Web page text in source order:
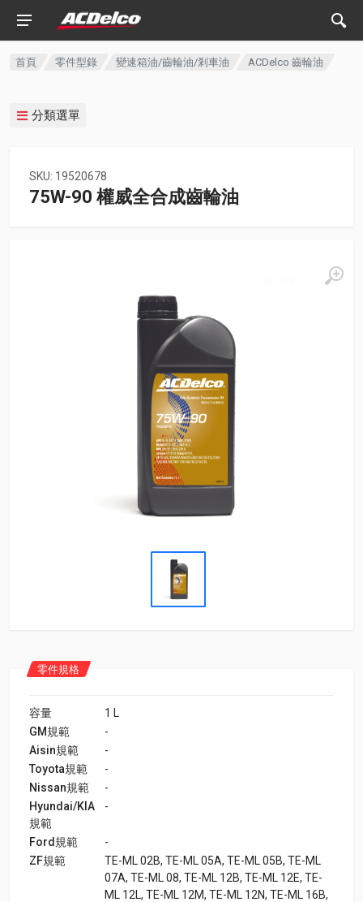
首頁 零件型錄 變速箱油/齒輪油/剎車油 ACDelco 齒輪油
分類選單
SKU: 19520678
75W-90 權威全合成齒輪油
零件規格
容量
1 L
GM規範
-
Aisin規範
-
Toyota規範
-
Nissan規範
-
Hyundai/KIA
規範
-
Ford規範
-
ZF規範
TE-ML 02B, TE-ML 05A, TE-ML 05B, TE-ML
07A, TE-ML 08, TE-ML 12B, TE-ML 12E, TE-
ML 12L, TE-ML 12M, TE-ML 12N, TE-ML 16B,